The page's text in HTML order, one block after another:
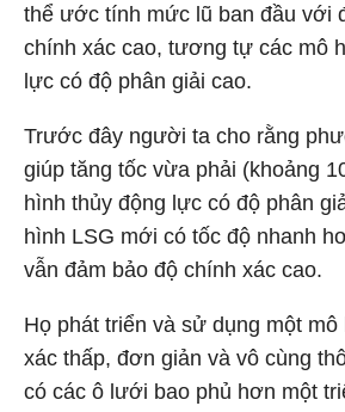
thể ước tính mức lũ ban đầu với
chính xác cao, tương tự các mô
lực có độ phân giải cao.
Trước đây người ta cho rằng
giúp tăng tốc vừa phải (khoảng
hình thủy động lực có độ phân
hình LSG mới có tốc độ nhanh
vẫn đảm bảo độ chính xác cao.
Họ phát triển và sử dụng một
xác thấp, đơn giản và vô cùng
có các ô lưới bao phủ hơn một